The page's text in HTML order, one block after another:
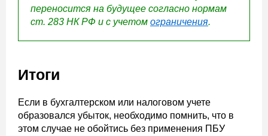
переносится на будущее согласно нормам
ст. 283 НКРФ и с учетом ограничения.
Итоги
Если в бухгалтерском или налоговом учете
образовался убыток, необходимо помнить, что в
этом случае не обойтись без применения ПБУ